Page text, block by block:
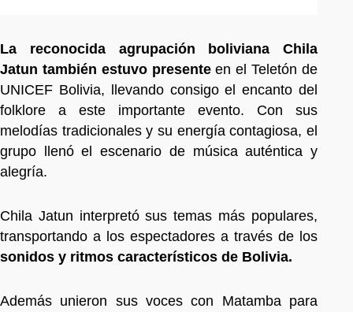
La reconocida agrupación boliviana Chila
Jatun también estuvo presenteen el Teletón de
UNICEF Bolivia, llevando consigo el encanto del
folklore a este importante evento. Con sus
melodías tradicionales y su energía contagiosa, el
grupo llenó el escenario de música auténtica y
alegría.
Chila Jatun interpretó sus temas más populares,
transportando a los espectadores a través de los
sonidos y ritmos característicos de Bolivia.
Además unieron sus voces con Matamba para